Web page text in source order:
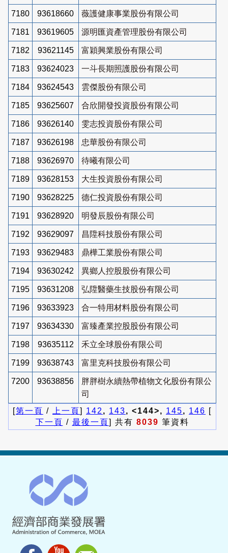
7180 93618660 薇護健康事業股份有限公司
7181 93619605 源明匯資產管理股份有限公司
7182 93621145 富穎興業股份有限公司
7183 93624023 一斗長期照護股份有限公司
7184 93624543 雲傑股份有限公司
7185 93625607 合欣開發投資股份有限公司
7186 93626140 雯志投資股份有限公司
7187 93626198 忠華股份有限公司
7188 93626970 待曦有限公司
7189 93628153 大生投資股份有限公司
7190 93628225 德仁投資股份有限公司
7191 93628920 明發辰股份有限公司
7192 93629097 昌陞科技股份有限公司
7193 93629483 鼎樺工業股份有限公司
7194 93630242 異鄉人控股股份有限公司
7195 93631208 弘陞醫藥生技股份有限公司
7196 93633923 合一特用材料股份有限公司
7197 93634330 富臻產業控股股份有限公司
7198 93635112 禾立全球股份有限公司
7199 93638743 富里克科技股份有限公司
7200 93638856
胖胖樹永續熱帶植物文化股份有限公
司
[第一頁 / 上一頁] 142 , 143, <144>, 145, 146 [
下一頁 / 最後一頁] 共有 8039 筆資料